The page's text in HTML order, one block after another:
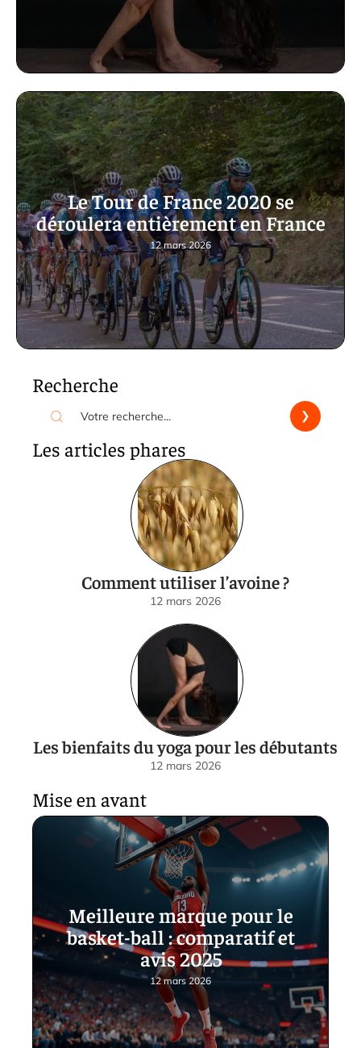
Le Tour de France 2020 se
déroulera entièrement en France
12 mars 2026
Recherche
Les articles phares
Comment utiliser l’avoine ?
12 mars 2026
Les bienfaits du yoga pour les débutants
12 mars 2026
Mise en avant
Meilleure marque pour le
basket-ball : comparatif et
avis 2025
12 mars 2026